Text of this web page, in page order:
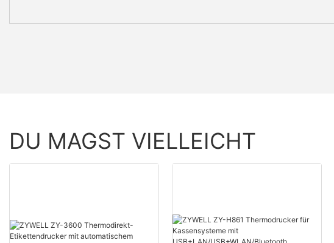
DU MAGST VIELLEICHT